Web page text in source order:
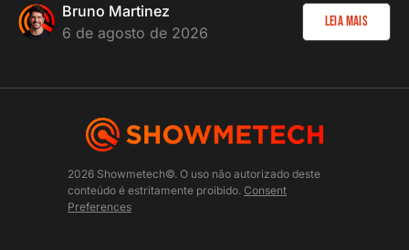
Bruno Martinez
6 de agosto de 2026
Leia Mais
2026 Showmetech©. O uso não autorizado deste
conteúdo é estritamente proibido. Consent
Preferences